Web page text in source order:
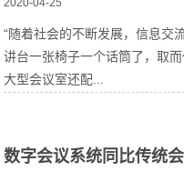
2020-04-25
“随着社会的不断发展，信息交
讲台一张椅子一个话筒了，取
大型会议室还配...
数字会议系统同比传统